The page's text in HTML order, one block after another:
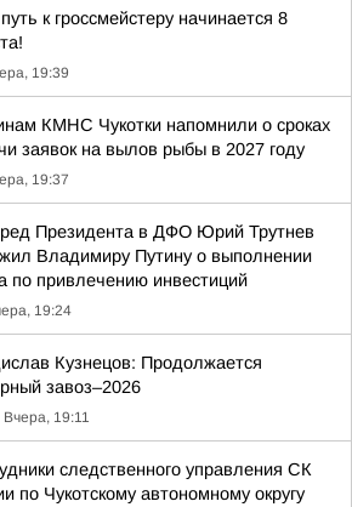
к гроссмейстеру начинается 8
19:39
КМНС Чукотки напомнили о сроках
заявок на вылов рыбы в 2027 году
19:37
Президента в ДФО Юрий Трутнев
Владимиру Путину о выполнении
по привлечению инвестиций
19:24
Кузнецов: Продолжается
завоз–2026
Вчера, 19:11
следственного управления СК
по Чукотскому автономному округу